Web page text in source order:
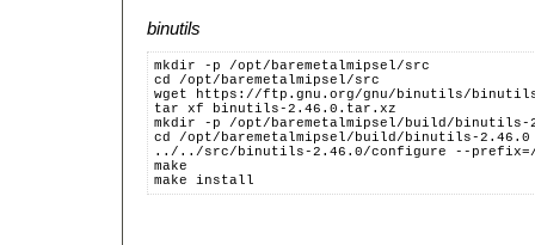
binutils
mkdir -p /opt/baremetalmipsel/src
cd /opt/baremetalmipsel/src
wget https://ftp.gnu.org/gnu/binutils/
tar xf binutils-2.46.0.tar.xz
mkdir -p /opt/baremetalmipsel/build/binutils-
cd /opt/baremetalmipsel/build/binutils-2.46.0
../../src/binutils-2.46.0/configure --prefix=/
make
make install